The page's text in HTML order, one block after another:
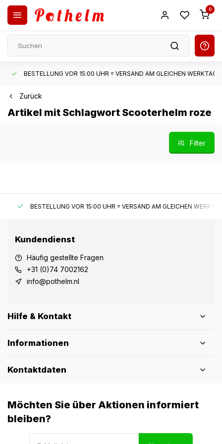
0
BESTELLUNG VOR 15:00 UHR = VERSAND AM GLEICHEN WERKTAG*
Zurück
Artikel mit Schlagwort Scooterhelm roze
Filter
BESTELLUNG VOR 15:00 UHR = VERSAND AM GLEICHEN WERKTAG*
Kundendienst
Häufig gestellte Fragen
+31 (0)74 7002162
info@pothelm.nl
Hilfe & Kontakt
Informationen
Kontaktdaten
Möchten Sie über Aktionen informiert
bleiben?